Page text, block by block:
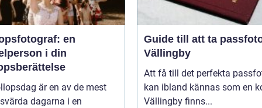
en
i din
är en av de mest
dagarna i en
Guide till att ta
Vällingby
Att få till det perfekta
kan ibland kännas som en
Vällingby finns...